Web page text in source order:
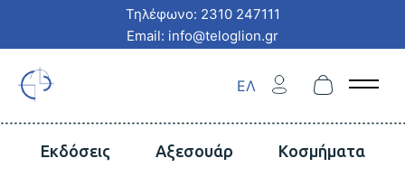
Τηλέφωνο: 2310 247111
Email: info@teloglion.gr
ΕΛ Open
Εκδόσεις Αξεσουάρ Κοσμήματα